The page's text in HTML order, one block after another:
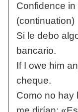
Confidence
(continuation)
Si le debo
bancario.
If I owe him
cheque.
Como no hay